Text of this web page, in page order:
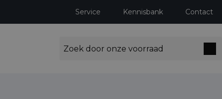
Service Kennisbank Contact